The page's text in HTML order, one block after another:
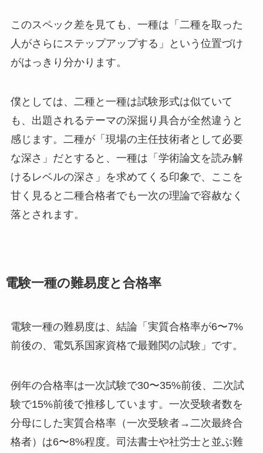
このスペック差を見ても、一種は「二種を取った
人がさらにステップアップする」という位置づけ
がはっきり分かります。
僕としては、二種と一種は試験形式は似ていて
も、出題されるテーマの深掘り具合が全然違うと
感じます。二種が「現場の主任技術者として必要
な深さ」だとすると、一種は「学術論文を読み解
けるレベルの深さ」を求めてくる印象で、ここを
甘く見ると二種合格者でも一次の理論で容赦なく
落とされます。
電験一種の難易度と合格率
電験一種の難易度は、結論「実質合格率が6〜7%
前後の、電気系国家資格で最難関の試験」です。
例年の合格率は一次試験で30〜35%前後、二次試
験で15%前後で推移しています。一次受験者数を
分母にした実質合格率（一次受験者→二次最終合
格者）は6〜8%程度。司法書士や社労士と並ぶ難